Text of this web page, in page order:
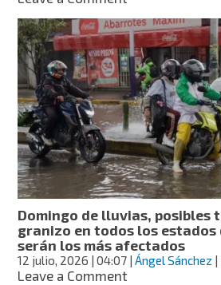
continúan
en
los
32
estados
para
este
lunes,
pero
intensidad
disminuye,
informa
SMN
Domingo de lluvias, posibles
granizo en todos los estados
serán los más afectados
12 julio, 2026 | 04:07 |Ángel Sánchez
Leave a Commenton